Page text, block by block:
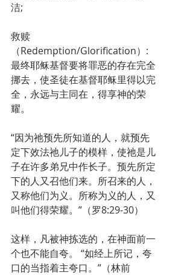
洁;
救赎
（Redemption/Glorification）:
最终耶稣基督要将罪恶的存在完全
挪去，使圣徒在基督耶稣里得以完
全，永远与主同在，得享神的荣
耀。
“因为祂预先所知道的人，就预先
定下效法祂儿子的模样，使祂是儿
子在许多弟兄中作长子。预先所定
下的人又召他们来。所召来的人，
又称他们为义。所称为义的人，又
叫他们得荣耀。”（罗8:29-30）
这样，凡被神拣选的，在神面前一
个也不能自夸。 “如经上所记，夸
口的当指着主夸口。”（林前